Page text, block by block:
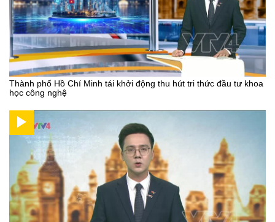
Thành phố Hồ Chí Minh tái khởi động thu hút tri thức đầu tư khoa
học công nghệ